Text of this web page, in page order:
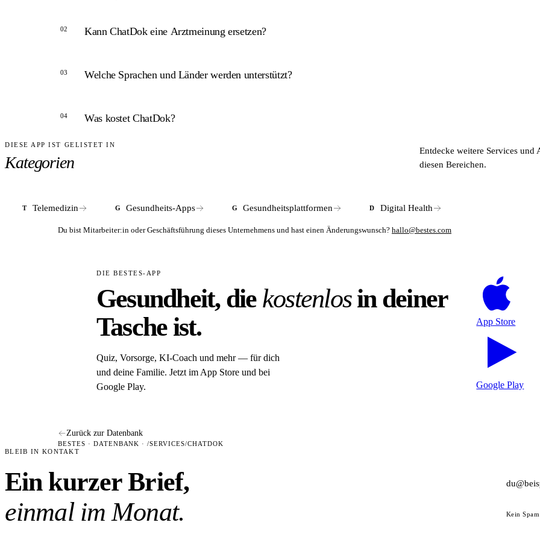
02 Kann ChatDok eine Arztmeinung ersetzen?
Nein. ChatDok liefert KI-generierte Ersteinordnungen zu Bildungs- und Informationszwecken. Bei ernsteren
03 Welche Sprachen und Länder werden unterstützt?
Laut Unternehmensangaben ist ChatDok in mehr als 20 Ländern aktiv und unterstützt mehrere Sprachen. Für den
04 Was kostet ChatDok?
ANTWORT
Die KI-Basisnutzung mit Symptomcheck und Bildanalyse ist kostenlos. Für ärztliche Videotelesprechstunden fallen
DIESE APP IST GELISTET IN
Kategorien
Entdecke weitere Services und
diesen Bereichen.
T Telemedizin G Gesundheits-Apps G Gesundheitsplattformen D Digital Health
Du bist Mitarbeiter:in oder Geschäftsführung dieses Unternehmens und hast einen Änderungswunsch? hallo@bestes.com
DIE BESTES-APP
Gesundheit, die kostenlosin deiner
Tasche ist.
Quiz, Vorsorge, KI-Coach und mehr — für dich
und deine Familie. Jetzt im App Store und bei
Google Play.
App Store
Google Play
Zurück zur Datenbank
BESTES · DATENBANK · /SERVICES/CHATDOK
BLEIB IN KONTAKT
Ein kurzer Brief,
einmal im Monat.
Kein Spam